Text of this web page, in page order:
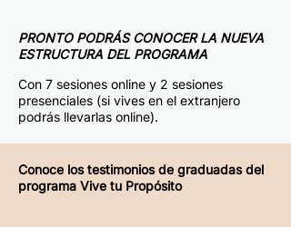
PRONTO PODRÁS CONOCER LA NUEVA
ESTRUCTURA DEL PROGRAMA
Con 7 sesiones online y 2 sesiones
presenciales (si vives en el extranjero
podrás llevarlas online).
Conoce los testimonios de graduadas del
programa Vive tu Propósito